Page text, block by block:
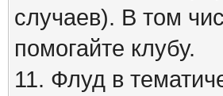
случаев). В том
помогайте клубу.
11. Флуд в